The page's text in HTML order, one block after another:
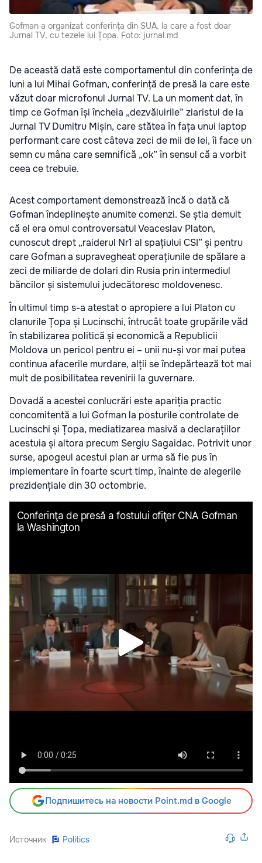
Gofman a organizat conferința din SUA, la care a fost doar
Jurnal TV, cu tezele lui Țopa. Foto: jurnal.md
De această dată este comportamentul din conferința de
luni a lui Mihai Gofman, conferință de presă la care este
văzut doar microfonul Jurnal TV. La un moment dat, în
timp ce Gofman își încheia „dezvăluirile” ziaristul de la
Jurnal TV Dumitru Mișin, care stătea în fața unui laptop
performant care cost câteva zeci de mii de lei, îi face un
semn cu mâna care semnifică „ok” în sensul că a vorbit
ceea ce trebuie.
Acest comportament demonstrează încă o dată că
Gofman îndeplinește anumite comenzi. Se știa demult
că el era omul controversatul Veaceslav Platon,
cunoscut drept „raiderul Nr1 al spațiului CSI” și pentru
care Gofman a supravegheat operațiunile de spălare a
zeci de miliarde de dolari din Rusia prin intermediul
băncilor și sistemului judecătoresc moldovenesc.
În ultimul timp s-a atestat o apropiere a lui Platon cu
clanurile Țopa și Lucinschi, întrucât toate grupările văd
în stabilizarea politică și economică a Republicii
Moldova un pericol pentru ei – unii nu-și vor mai putea
continua afacerile murdare, alții se îndepărtează tot mai
mult de posibilitatea revenirii la guvernare.
Dovadă a acestei conlucrări este apariția practic
concomitentă a lui Gofman la posturile controlate de
Lucinschi și Țopa, mediatizarea masivă a declarațiilor
acestuia și altora precum Sergiu Sagaidac. Potrivit unor
surse, apogeul acestui plan ar urma să fie pus în
implementare în foarte scurt timp, înainte de alegerile
prezidențiale din 30 octombrie.
Подпишитесь на новости Point.md в Google
Источник Politics